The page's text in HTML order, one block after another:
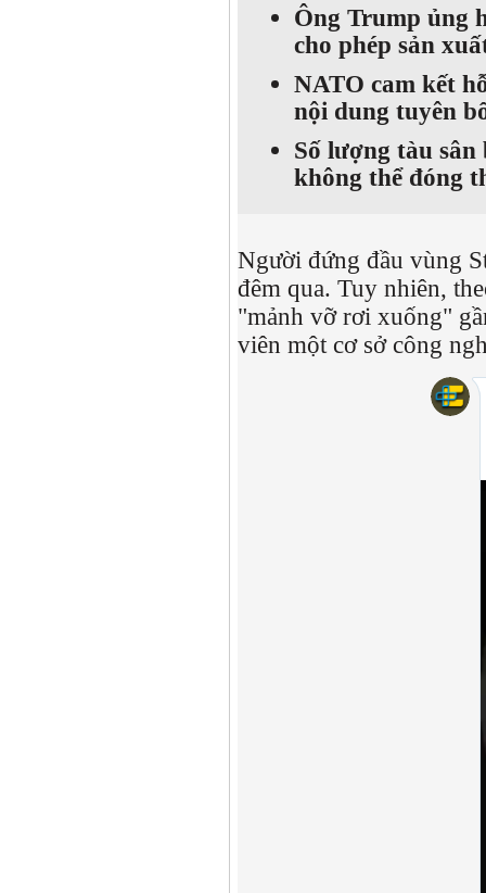
Ông Trump ủng
cho phép sản
NATO cam kết
nội dung tuyên
Số lượng tàu
không thể đóng
Người đứng đầu vùng
đêm qua. Tuy nhiên,
"mảnh vỡ rơi xuống"
viên một cơ sở công